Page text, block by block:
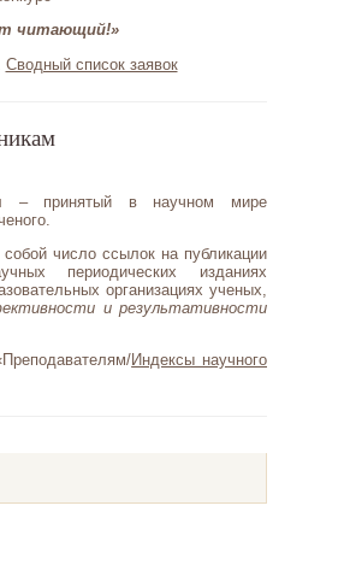
читающий!»
Сводный список заявок
– принятый в научном мире
число ссылок на публикации
периодических изданиях
организациях ученых,
и результативности
Индексы научного